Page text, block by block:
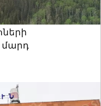
մարդ